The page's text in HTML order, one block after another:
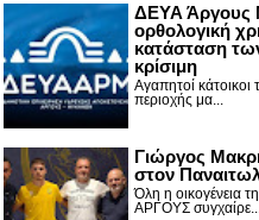
ΔΕΥΑ Άργους
ορθολογική
κατάσταση
κρίσιμη
Αγαπητοί
περιοχής μα...
Γιώργος
στον
Όλη η οικογένεια
ΑΡΓΟΥΣ συγχαίρε...